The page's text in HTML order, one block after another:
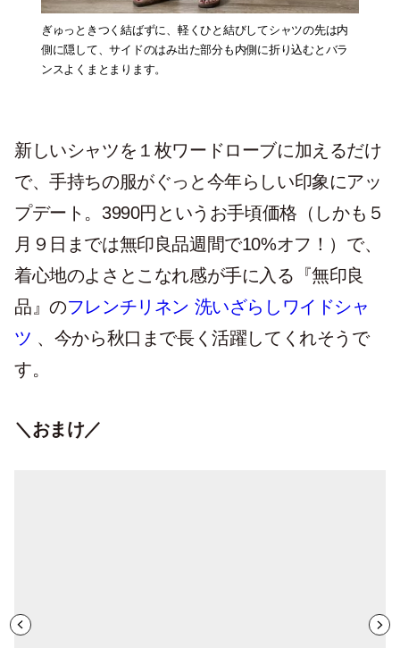
ぎゅっときつく結ばずに、軽くひと結びしてシャツの先は内
側に隠して、サイドのはみ出た部分も内側に折り込むとバラ
ンスよくまとまります。
新しいシャツを１枚ワードローブに加えるだけ
で、手持ちの服がぐっと今年らしい印象にアッ
プデート。3990円というお手頃価格（しかも５
月９日までは無印良品週間で10%オフ！）で、
着心地のよさとこなれ感が手に入る『無印良
品』のフレンチリネン 洗いざらしワイドシャ
ツ 、今から秋口まで長く活躍してくれそうで
す。
＼おまけ／